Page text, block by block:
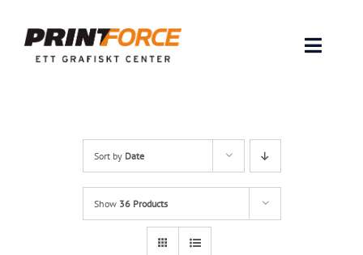
content
Toggle
INSPIRATION
Lämna original & filer
Sort by Date
Show 36 Products